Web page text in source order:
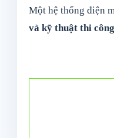
Một hệ thống điện
và kỹ thuật thi